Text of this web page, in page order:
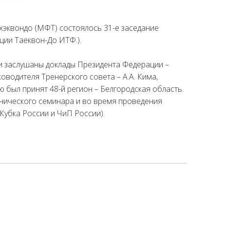
(МФТ) состоялось 31-е заседание
Таеквон-До ИТФ.).
доклады Президента Федерации –
Тренерского совета – А.А. Кима,
принят 48-й регион – Белгородская область.
семинара и во время проведения
России и ЧиП России).